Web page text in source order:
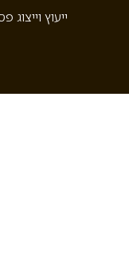
ייעוץ וייצוג